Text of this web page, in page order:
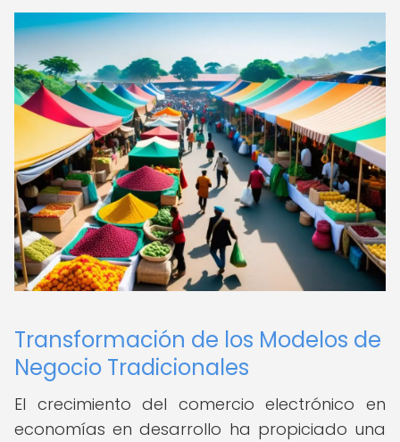
Transformación de los Modelos de
Negocio Tradicionales
El crecimiento del comercio electrónico en
economías en desarrollo ha propiciado una